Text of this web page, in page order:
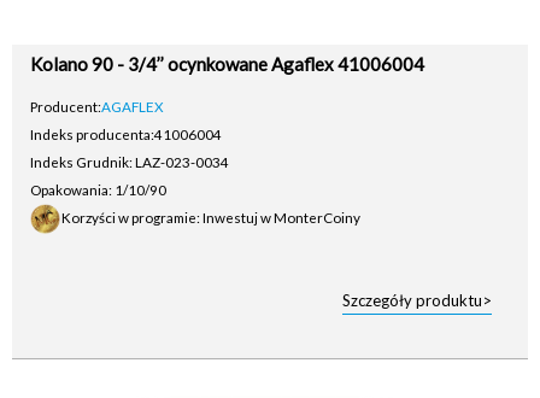
Kolano 90 - 3/4’’ ocynkowane Agaflex 41006004
Producent:AGAFLEX
Indeks producenta:41006004
Indeks Grudnik: LAZ-023-0034
Opakowania: 1/10/90
Korzyści w programie: Inwestuj w MonterCoiny
Szczegóły produktu>